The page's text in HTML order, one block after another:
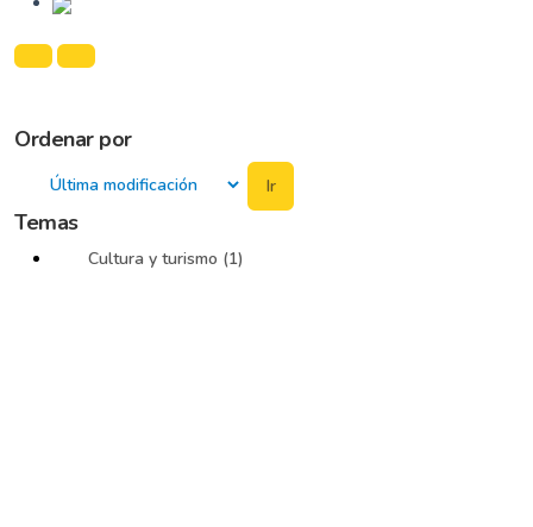
Ordenar por
Ir
Temas
Cultura y turismo (1)